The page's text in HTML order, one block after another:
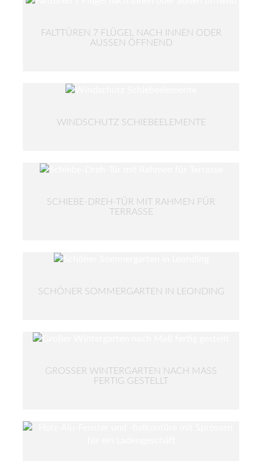
FALTTÜREN 7 FLÜGEL NACH INNEN ODER
AUSSEN ÖFFNEND
WINDSCHUTZ SCHIEBEELEMENTE
SCHIEBE-DREH-TÜR MIT RAHMEN FÜR
TERRASSE
SCHÖNER SOMMERGARTEN IN LEONDING
GROSSER WINTERGARTEN NACH MASS FE
RTIG GESTELLT